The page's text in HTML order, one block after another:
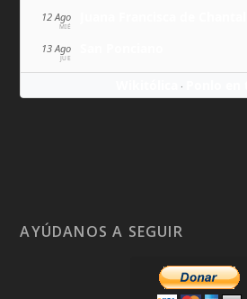
12 Ago
MIÉ
13 Ago
JUE
·
AYÚDANOS A SEGUIR